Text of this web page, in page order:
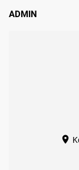
ADMIN